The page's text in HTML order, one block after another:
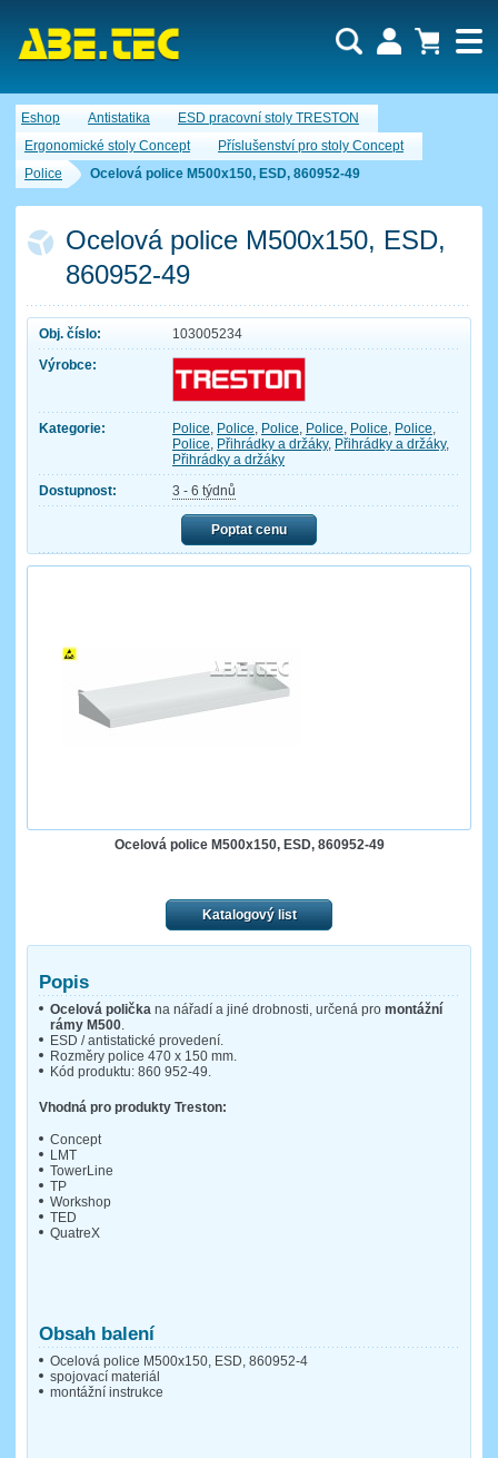
Eshop Antistatika
ESD pracovní stoly TRESTON
Ergonomické stoly Concept
Příslušenství pro stoly Concept
Police
Ocelová police M500x150, ESD, 860952-49
Ocelová police M500x150, ESD,
860952-49
Obj. číslo:
103005234
Výrobce:
Kategorie: Police, Police, Police, Police, Police, Police,
Police, Přihrádky a držáky, Přihrádky a držáky,
Přihrádky a držáky
Dostupnost:
3 - 6 týdnů
Poptat cenu
Ocelová police M500x150, ESD, 860952-49
Katalogový list
Popis
Ocelová polička na nářadí a jiné drobnosti, určená pro montážní
rámy M500.
ESD / antistatické provedení.
Rozměry police 470 x 150 mm.
Kód produktu: 860 952-49.
Vhodná pro produkty Treston:
Concept
LMT
TowerLine
TP
Workshop
TED
QuatreX
Obsah balení
Ocelová police M500x150, ESD, 860952-4
spojovací materiál
montážní instrukce
Nákupní košík je momentálně prázdný.
Obsah košíku
Cena celkem:0,00 CZK
Uživatel:
Heslo:
Zapomenuté heslo Nová registrace